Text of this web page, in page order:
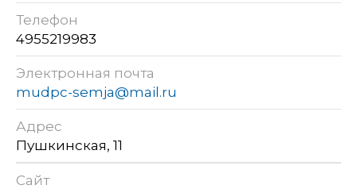
Телефон
4955219983
Электронная почта
mudpc-semja@mail.ru
Адрес
Пушкинская, 11
Сайт